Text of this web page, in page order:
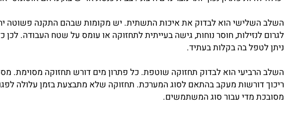
הוא להחליט אילו פונקציות באמת נדרשות. לא כל מקום צריך מים חמים,
אי נוחות מתמשכת. במשרד שבו העובדים שותים הרבה סודה, מתקן סודה
פתרון נכון יותר מבר מים חיצוני. בבית כנסת או ישיבה, מיחם אוטומטי
חוסר נוחות, גישה בעייתית לתחזוקה או עומס על שטח העבודה. לכן
בה בקלות בעתיד.